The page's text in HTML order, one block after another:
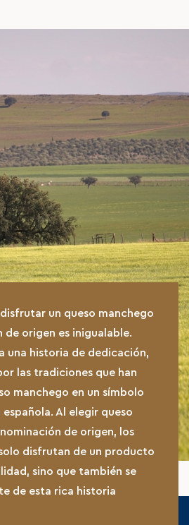
un queso manchego
de origen es inigualable.
una historia de dedicación,
las tradiciones que han
manchego en un símbolo
Al elegir queso
de origen, los
disfrutan de un producto
sino que también se
de esta rica historia